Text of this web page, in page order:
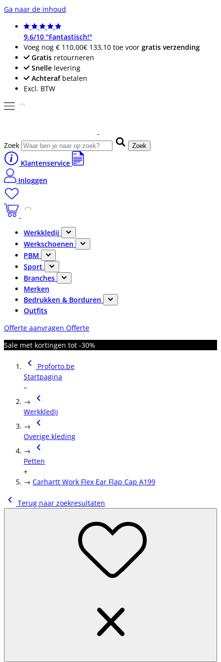
Ga naar de inhoud
9.6/10 "Fantastisch!"
Voeg nog € 110,00€ 133,10 toe voor gratis verzending
Gratis retourneren
Snelle levering
Achterafbetalen
Excl. BTW
Zoek Zoek
Klantenservice
Inloggen
Werkkledij
Werkschoenen
PBM
Sport
Branches
Merken
Bedrukken & Borduren
Outfits
Offerte aanvragen Offerte
Sale met kortingen tot -30%
Proforto.be
Startpagina
–
→
Werkkledij
→
Overige kleding
→
Petten
+
→ Carhartt Work Flex Ear Flap Cap A199
Terug naar zoekresultaten